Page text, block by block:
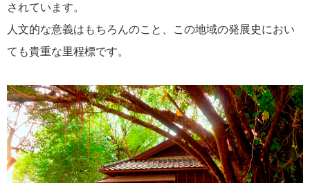
されています。
人文的な意義はもちろんのこと、この地域の発展史におい
ても貴重な里程標です。